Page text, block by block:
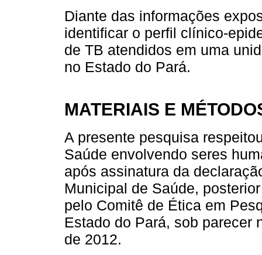
Diante das informações
identificar o perfil clínico-
de TB atendidos em uma
no Estado do Pará.
MATERIAIS E
A presente pesquisa
Saúde envolvendo seres
após assinatura da
Municipal de Saúde,
pelo Comitê de Ética em
Estado do Pará, sob parecer
de 2012.